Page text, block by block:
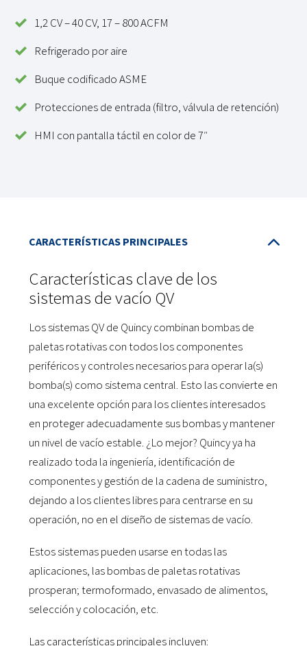
1,2 CV – 40 CV, 17 – 800 ACFM
Refrigerado por aire
Buque codificado ASME
Protecciones de entrada (filtro, válvula de retención)
HMI con pantalla táctil en color de 7″
Características clave de los
sistemas de vacío QV
Los sistemas QV de Quincy combinan bombas de
paletas rotativas con todos los componentes
periféricos y controles necesarios para operar la(s)
bomba(s) como sistema central. Esto las convierte en
una excelente opción para los clientes interesados
en proteger adecuadamente sus bombas y mantener
un nivel de vacío estable. ¿Lo mejor? Quincy ya ha
realizado toda la ingeniería, identificación de
componentes y gestión de la cadena de suministro,
dejando a los clientes libres para centrarse en su
operación, no en el diseño de sistemas de vacío.
Estos sistemas pueden usarse en todas las
aplicaciones, las bombas de paletas rotativas
prosperan; termoformado, envasado de alimentos,
selección y colocación, etc.
Las características principales incluyen: